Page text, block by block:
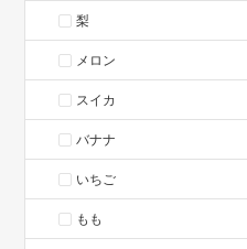
梨
メロン
スイカ
バナナ
いちご
もも